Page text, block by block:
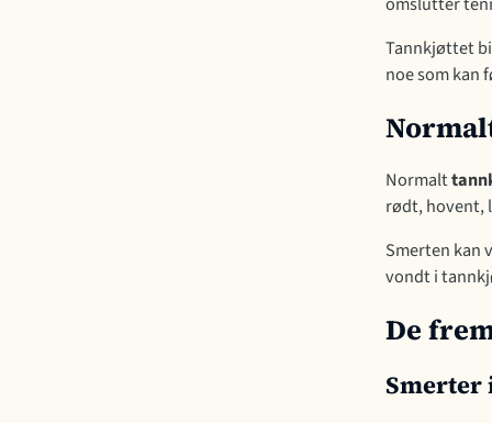
Tannkjøttet
noe som kan
Normalt
rødt, hovent,
Smerten kan
vondt i
De
Smerter